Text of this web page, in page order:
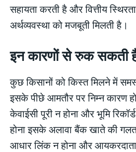
सहायता करती है और वित्तीय
अर्थव्यवस्था को मजबूती मिलती है।
इन कारणों से रुक सकती
कुछ किसानों को किस्त मिलने में
इसके पीछे आमतौर पर निम्न कारण
केवाईसी पूरी न होना और भूमि
होना इसके अलावा बैंक खाते की गलत
आधार लिंक न होना और